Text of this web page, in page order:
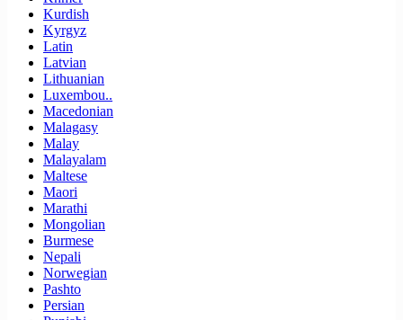
Kurdish
Kyrgyz
Latin
Latvian
Lithuanian
Luxembou..
Macedonian
Malagasy
Malay
Malayalam
Maltese
Maori
Marathi
Mongolian
Burmese
Nepali
Norwegian
Pashto
Persian